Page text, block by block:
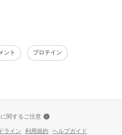
ント プロテイン
関するご注意
ライン 利用規約 ヘルプガイド